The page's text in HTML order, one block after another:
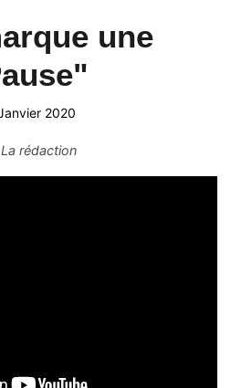
une
2020
La rédaction